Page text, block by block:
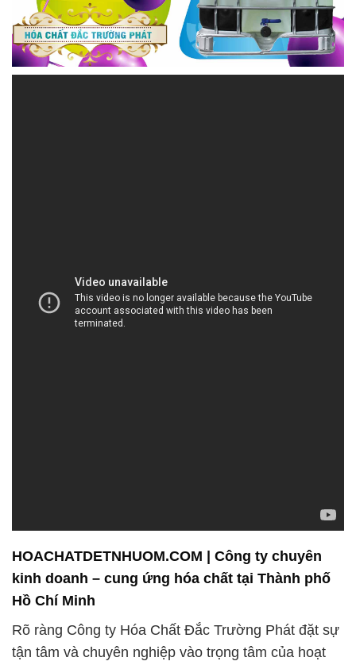
HOACHATDETNHUOM.COM | Công ty chuyên
kinh doanh – cung ứng hóa chất tại Thành phố
Hồ Chí Minh
Rõ ràng Công ty Hóa Chất Đắc Trường Phát đặt sự
tận tâm và chuyên nghiệp vào trọng tâm của hoạt